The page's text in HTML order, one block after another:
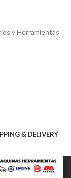
y Herramientas
& DELIVERY